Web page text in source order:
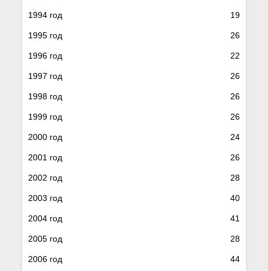
1994 год 19
1995 год 26
1996 год 22
1997 год 26
1998 год 26
1999 год 26
2000 год 24
2001 год 26
2002 год 28
2003 год 40
2004 год 41
2005 год 28
2006 год 44